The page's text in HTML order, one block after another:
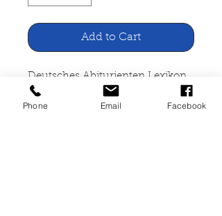
Add to Cart
Deutsches Abiturienten Lexikon
Mathematik
Phone Email Facebook